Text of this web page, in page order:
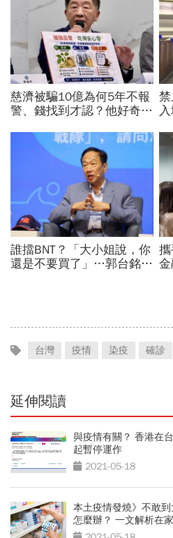
慈濟被騙10億為何5年不報
警、錢找到才認？他好奇：
「擋疫苗」黑鍋只求1件事
誰擋BNT？「大小姐說，你
還是不要買了」…郭台銘曝
攜手
金融
台灣 疫情 染疫 確診
延伸閱讀
與疫情有關？ 香港在
起暫停運作
2021-05-18
本土疫情發燒》不敢
怎麼辦？ 一文解析在